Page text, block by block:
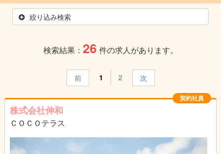
絞り込み検索
検索結果： 26 件の求人があります。
前 1 2 次
契約社員
株式会社伸和
ＣＯＣＯテラス